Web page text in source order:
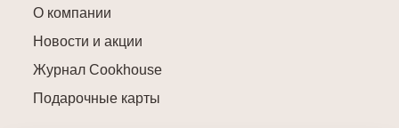
О компании
Новости и акции
Журнал Cookhouse
Подарочные карты